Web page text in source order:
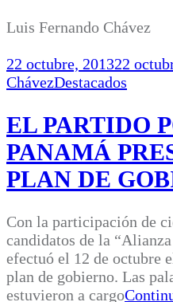
Luis Fernando Chávez
22 octubre, 201322
ChávezDestacados
EL PARTIDO
PANAMÁ
PLAN DE
Con la participación de
candidatos de la
efectuó el 12 de octubre
plan de gobierno. Las
estuvieron a cargo